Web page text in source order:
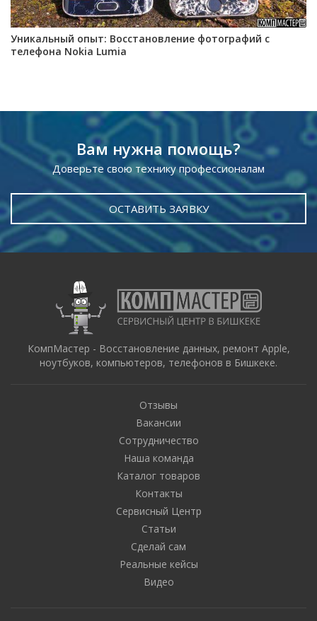
Уникальный опыт: Восстановление фотографий с
телефона Nokia Lumia
Вам нужна помощь?
Доверьте свою технику профессионалам
ОСТАВИТЬ ЗАЯВКУ
КомпМастер - Восстановление данных, ремонт Apple,
ноутбуков, компьютеров, телефонов в Бишкеке.
Отзывы
Вакансии
Сотрудничество
Наша команда
Каталог товаров
Контакты
Сервисный Центр
Статьи
Сделай сам
Реальные кейсы
Видео